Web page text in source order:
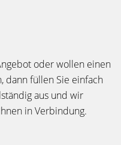
oder wollen einen
dann füllen Sie einfach
aus und wir
in Verbindung.